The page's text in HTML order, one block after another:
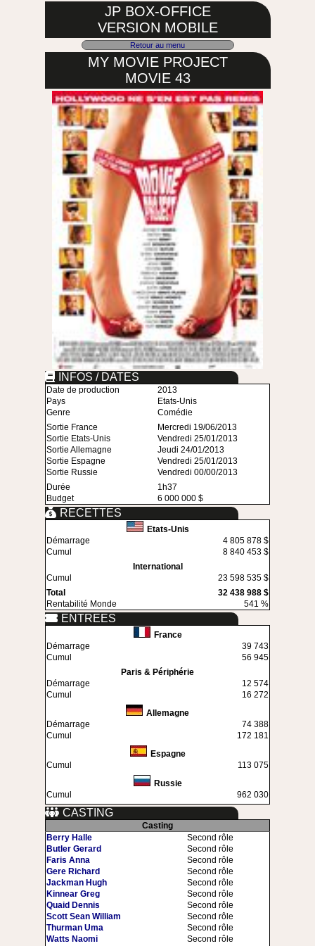
JP BOX-OFFICE
VERSION MOBILE
Retour au menu
MY MOVIE PROJECT
MOVIE 43
INFOS / DATES
Date de production
2013
Pays
Etats-Unis
Genre
Comédie
Sortie France
Mercredi 19/06/2013
Sortie Etats-Unis
Vendredi 25/01/2013
Sortie Allemagne
Jeudi 24/01/2013
Sortie Espagne
Vendredi 25/01/2013
Sortie Russie
Vendredi 00/00/2013
Durée
1h37
Budget
6 000 000 $
RECETTES
Etats-Unis
Démarrage
4 805 878 $
Cumul
8 840 453 $
International
Cumul
23 598 535 $
Total
32 438 988 $
Rentabilité Monde
541 %
ENTREES
France
Démarrage
39 743
Cumul
56 945
Paris & Périphérie
Démarrage
12 574
Cumul
16 272
Allemagne
Démarrage
74 388
Cumul
172 181
Espagne
Cumul
113 075
Russie
Cumul
962 030
CASTING
Casting
Berry Halle
Second rôle
Butler Gerard
Second rôle
Faris Anna
Second rôle
Gere Richard
Second rôle
Jackman Hugh
Second rôle
Kinnear Greg
Second rôle
Quaid Dennis
Second rôle
Scott Sean William
Second rôle
Thurman Uma
Second rôle
Watts Naomi
Second rôle